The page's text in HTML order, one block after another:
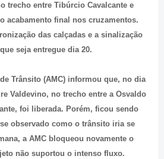
trecho entre Tibúrcio Cavalcante e
acabamento final nos cruzamentos.
das calçadas e a sinalização
seja entregue dia 20.
Trânsito (AMC) informou que, no dia
Valdevino, no trecho entre a Osvaldo
foi liberada. Porém, ficou sendo
observado como o trânsito iria se
a AMC bloqueou novamente o
não suportou o intenso fluxo.